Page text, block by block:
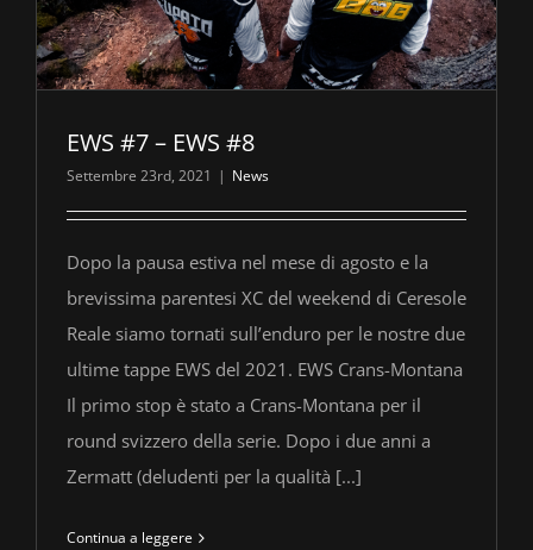
EWS #7 – EWS #8
Settembre 23rd, 2021 | News
Dopo la pausa estiva nel mese di agosto e la
brevissima parentesi XC del weekend di Ceresole
Reale siamo tornati sull’enduro per le nostre due
ultime tappe EWS del 2021. EWS Crans-Montana
Il primo stop è stato a Crans-Montana per il
round svizzero della serie. Dopo i due anni a
Zermatt (deludenti per la qualità [...]
Continua a leggere